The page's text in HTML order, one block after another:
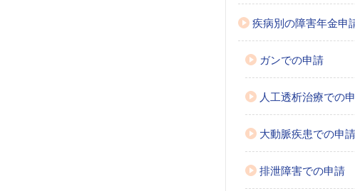
疾病別の障害年金申
ガンでの申請
人工透析治療での
大動脈疾患での申請
排泄障害での申請